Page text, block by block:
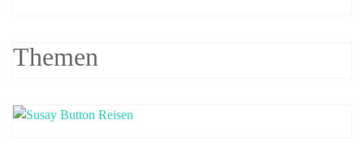
Themen